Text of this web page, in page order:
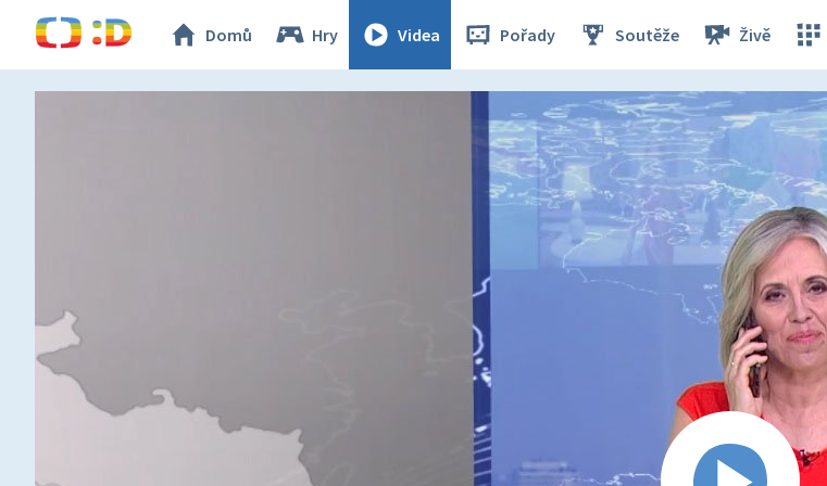
Domů Hry Videa Pořady Soutěže Živě